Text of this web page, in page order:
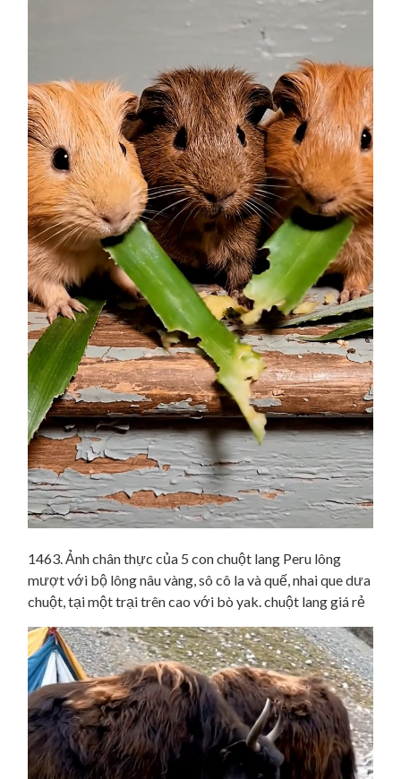
1463. Ảnh chân thực của 5 con chuột lang Peru lông
mượt với bộ lông nâu vàng, sô cô la và quế, nhai que dưa
chuột, tại một trại trên cao với bò yak. chuột lang giá rẻ